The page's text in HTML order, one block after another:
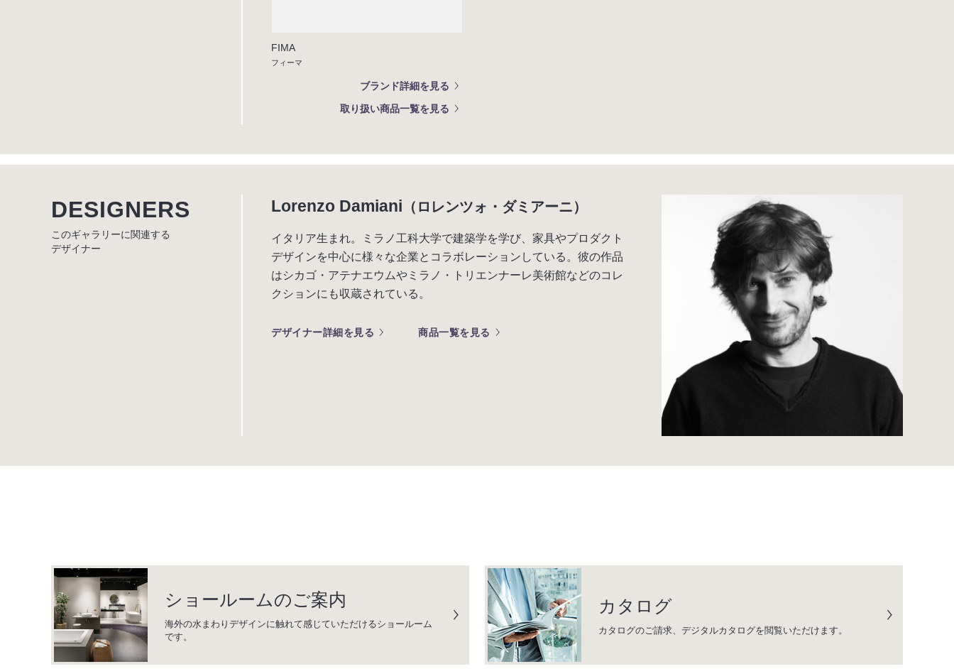
FIMA
フィーマ
ブランド詳細を見る
取り扱い商品一覧を見る
DESIGNERS
このギャラリーに関連する
デザイナー
Lorenzo Damiani （ロレンツォ・ダミアーニ）
イタリア生まれ。ミラノ工科大学で建築学を学び、家具やプロダクト
デザインを中心に様々な企業とコラボレーションしている。彼の作品
はシカゴ・アテナエウムやミラノ・トリエンナーレ美術館などのコレ
クションにも収蔵されている。
デザイナー詳細を見る 商品一覧を見る
ショールームのご案内
海外の水まわりデザインに触れて感じていただけるショールーム
です。
カタログ
カタログのご請求、デジタルカタログを閲覧いただけます。